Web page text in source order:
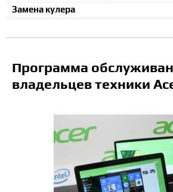
Замена кулера
Программа
владельцев техники